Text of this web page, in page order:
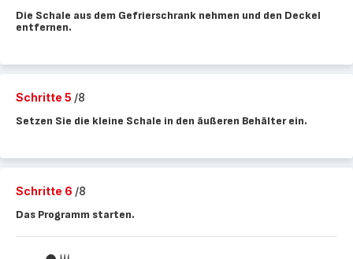
Die Schale aus dem Gefrierschrank nehmen und den Deckel
entfernen.
Schritte 5 /8
Setzen Sie die kleine Schale in den äußeren Behälter ein.
Schritte 6 /8
Das Programm starten.